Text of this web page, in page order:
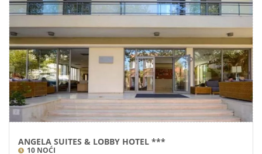
ANGELA SUITES & LOBBY HOTEL ***
10 NOĆI